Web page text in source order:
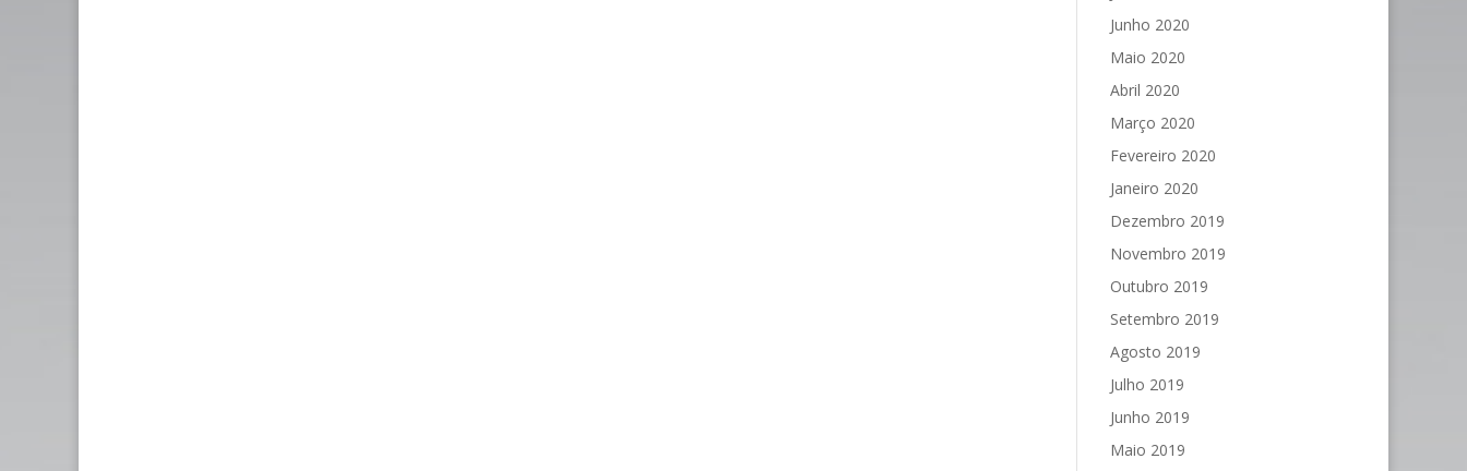
Junho 2020
Maio 2020
Abril 2020
Março 2020
Fevereiro 2020
Janeiro 2020
Dezembro 2019
Novembro 2019
Outubro 2019
Setembro 2019
Agosto 2019
Julho 2019
Junho 2019
Maio 2019